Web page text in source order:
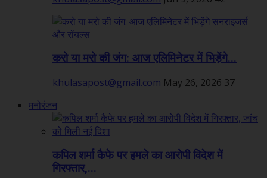
करो या मरो की जंग: आज एलिमिनेटर में भिड़ेंगे...
khulasapost@gmail.com May 26, 2026 37
मनोरंजन
कपिल शर्मा कैफे पर हमले का आरोपी विदेश में
गिरफ्तार,...